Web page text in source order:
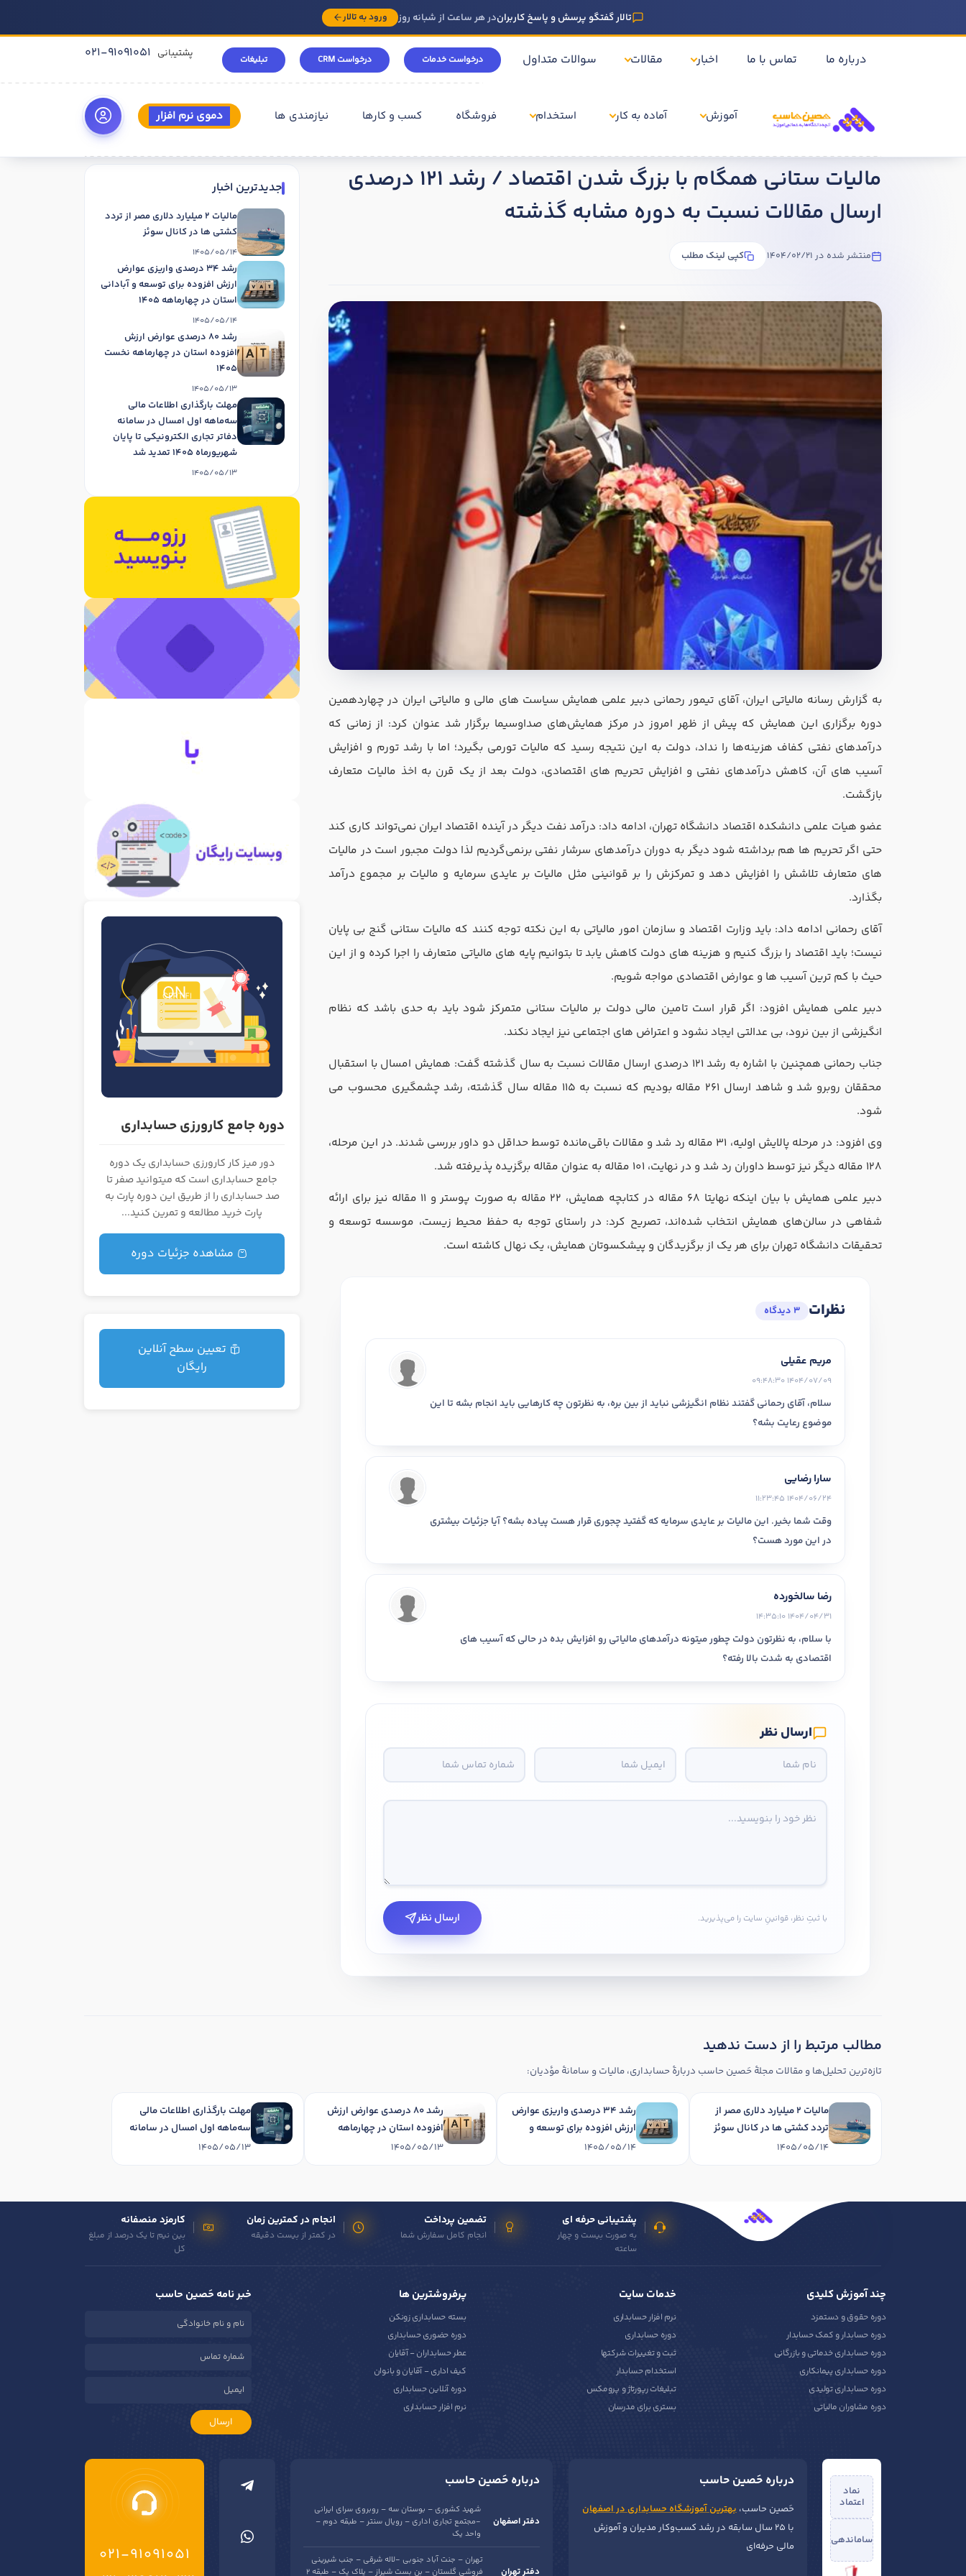
تالار گفتگو پرسش و پاسخ کاربراندر هر ساعت از شبانه روز ورود به تالار
درباره ما تماس با ما اخبار مقالات سوالات متداول درخواست خدمات درخواست CRM تبلیغات 021-91091051 پشتیبانی
آموزش آماده به کار استخدام فروشگاه کسب و کارها نیازمندی ها دموی نرم افزار
مالیات ستانی همگام با بزرگ شدن اقتصاد / رشد 121 درصدی
ارسال مقالات نسبت به دوره مشابه گذشته
منتشر شده در 1404/02/21 کپی لینک مطلب
به گزارش رسانه مالیاتی ایران، آقای تیمور رحمانی دبیر علمی همایش سیاست های مالی و مالیاتی ایران در چهاردهمین
دوره برگزاری این همایش که پیش از ظهر امروز در مرکز همایش‌های صداوسیما برگزار شد عنوان کرد: از زمانی که
درآمدهای نفتی کفاف هزینه‌ها را نداد، دولت به این نتیجه رسید که مالیات تورمی بگیرد؛ اما با رشد تورم و افزایش
آسیب ‌های آن، کاهش درآمدهای نفتی و افزایش تحریم های اقتصادی، دولت بعد از یک قرن به اخذ مالیات متعارف
بازگشت.
عضو هیات علمی دانشکده اقتصاد دانشگاه تهران، ادامه داد: درآمد نفت دیگر در آینده اقتصاد ایران نمی‌تواند کاری کند
حتی اگر تحریم ها هم برداشته شود دیگر به دوران درآمدهای سرشار نفتی برنمی‌گردیم لذا دولت مجبور است در مالیات
های متعارف تلاشش را افزایش دهد و تمرکزش را بر قوانینی مثل مالیات بر عایدی سرمایه و مالیات بر مجموع درآمد
بگذارد.
آقای رحمانی ادامه داد: باید وزارت اقتصاد و سازمان امور مالیاتی به این نکته توجه کنند که مالیات ‌ستانی گنج بی ‌پایان
نیست؛ باید اقتصاد را بزرگ کنیم و هزینه های دولت کاهش یابد تا بتوانیم پایه‌ های مالیاتی متعارف را اجرا کرده و از این
حیث با کم ترین آسیب ‌ها و عوارض اقتصادی مواجه شویم‌.
دبیر علمی همایش افزود: اگر قرار است تامین مالی دولت بر مالیات ‌ستانی متمرکز شود باید به حدی باشد که نظام
انگیزشی از بین نرود، بی عدالتی ایجاد نشود و اعتراض ‌های اجتماعی نیز ایجاد نکند.
جناب رحمانی همچنین با اشاره به رشد 121 درصدی ارسال مقالات نسبت به سال گذشته گفت: همایش امسال با استقبال
محققان روبرو شد و شاهد ارسال 261 مقاله بودیم که نسبت به 115 مقاله سال گذشته، رشد چشمگیری محسوب می
شود.
وی افزود: در مرحله پالایش اولیه، 31 مقاله رد شد و مقالات باقی‌مانده توسط حداقل دو داور بررسی شدند. در این مرحله،
128 مقاله دیگر نیز توسط داوران رد شد و در نهایت، 101 مقاله به عنوان مقاله برگزیده پذیرفته شد.
دبیر علمی همایش با بیان اینکه نهایتا 68 مقاله در کتابچه همایش، 22 مقاله به صورت پوستر و 11 مقاله نیز برای ارائه
شفاهی در سالن‌های همایش انتخاب شده‌اند، تصریح کرد: در راستای توجه به حفظ محیط زیست، موسسه توسعه و
تحقیقات دانشگاه تهران برای هر یک از برگزیدگان و پیشکسوتان همایش، یک نهال کاشته است.
نظرات 3 دیدگاه
مریم عقیلی
1404/07/09 09:48:30
سلام، آقای رحمانی گفتند نظام انگیزشی نباید از بین بره، به نظرتون چه کارهایی باید انجام بشه تا این
موضوع رعایت بشه؟
سارا رضایی
1404/06/24 11:23:45
وقت شما بخیر. این مالیات بر عایدی سرمایه که گفتید چجوری قرار هست پیاده بشه؟ آیا جزئیات بیشتری
در این مورد هست؟
رضا سالخورده
1404/04/31 14:35:10
با سلام، به نظرتون دولت چطور میتونه درآمدهای مالیاتی رو افزایش بده در حالی که آسیب های
اقتصادی به شدت بالا رفته؟
ارسال نظر
با ثبتِ نظر، قوانینِ سایت را می‌پذیرید. ارسال نظر
جدیدترین اخبار
مالیات 2 میلیارد دلاری مصر از تردد
کشتی ها در کانال سوئز
1405/05/14
رشد 34 درصدی واریزی عوارض
ارزش افزوده برای توسعه و آبادانی
استان در چهارماهه 1405
1405/05/14
رشد 80 درصدی عوارض ارزش
افزوده استان در چهارماهه نخست
1405
1405/05/13
مهلت بارگذاری اطلاعات مالی
سه‌ماهه اول امسال در سامانه
دفاتر تجاری الکترونیکی تا پایان
شهریورماه 1405 تمدید شد
1405/05/13
دوره جامع کارورزی حسابداری
دور میز کار کارورزی حسابداری یک دوره
جامع حسابداری است که میتوانید صفر تا
صد حسابداری را از طریق این دوره پارت به
پارت خرید مطالعه و تمرین کنید...
مشاهده جزئیات دوره
تعیین سطح آنلاین
رایگان
مطالب مرتبط را از دست ندهید
تازه‌ترین تحلیل‌ها و مقالات مجلهٔ حَصین حاسب دربارهٔ حسابداری، مالیات و سامانهٔ مؤدیان:
مالیات 2 میلیارد دلاری مصر از
تردد کشتی ها در کانال سوئز
1405/05/14
رشد 34 درصدی واریزی عوارض
ارزش افزوده برای توسعه و
آبادانی استان در چهارماهه
1405/05/14
رشد 80 درصدی عوارض ارزش
افزوده استان در چهارماهه
نخست 1405
1405/05/13
مهلت بارگذاری اطلاعات مالی
سه‌ماهه اول امسال در سامانه
دفاتر تجاری الکترونیکی تا پایان
1405/05/13
پشتیبانی حرفه ای
به صورت بیست و چهار
ساعته
تضمین پرداخت
انجام کامل سفارش شما
انجام در کمترین زمان
در کمتر از بیست دقیقه
کارمزد منصفانه
بین نیم تا یک درصد از مبلغ
کل
چند آموزش کلیدی
دوره حقوق و دستمزد
دوره حسابدار و کمک حسابدار
دوره حسابداری خدماتی و بازرگانی
دوره حسابداری پیمانکاری
دوره حسابداری تولیدی
دوره مشاوران مالیاتی
خدمات سایت
نرم افزار حسابداری
دوره حسابداری
ثبت و تغییرات شرکتها
استخدام حسابدار
تبلیغات رپورتاژ و پرومکس
بستری برای مدرسان
پرفروشترین ها
بسته حسابداری زونکن
دوره حضوری حسابداری
عطر حسابداران - آقایان
کیف اداری - آقایان و بانوان
دوره آنلاین حسابداری
نرم افزار حسابداری
خبر نامه حَصین حاسب
ارسال
نماد
اعتماد
ساماندهی
درباره حَصین حاسب
حَصین حاسب،بهترین آموزشگاه حسابداری در اصفهان
با ۲۵ سال سابقه در رشد کسب‌وکار مدیران و آموزش
مالی حرفه‌ای
درباره حَصین حاسب
دفتر اصفهان
شهید کشوری – بوستان سه – روبروی سرای ایرانی
-مجتمع تجاری اداری – رویال سنتر – طبقه دوم –
واحد یک
دفتر تهران
تهران – جنت آباد جنوبی -لاله شرقی – جنب شیرینی
فروشی گلستان – بن بست شیراز – پلاک یک – طبقه 2
021-91091051
فرم تعیین سطح
روحیه رهبری دارید ؟ بله
خیر
در صورتی که سابقه دارید توضیح مختصر از فعالیتی که در حسابداری داشته اید را بنویسید
هدف شما از آموزش چیست ؟ ارتقا استخدام و شروع کار حسابداری